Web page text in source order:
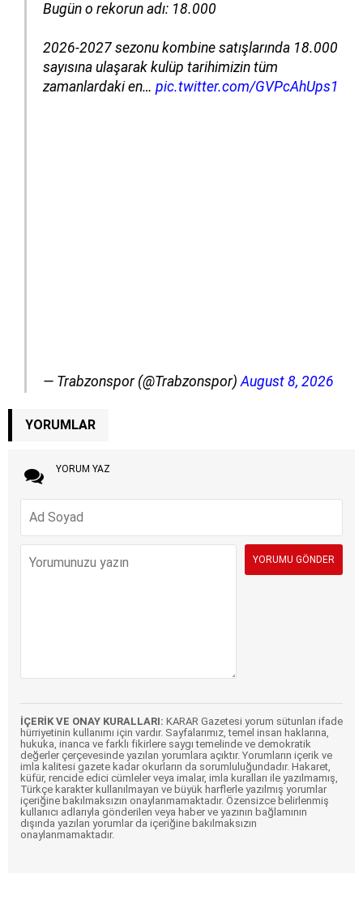
Bugün o rekorun adı: 18.000
2026-2027 sezonu kombine satışlarında 18.000
sayısına ulaşarak kulüp tarihimizin tüm
zamanlardaki en… pic.twitter.com/GVPcAhUps1
— Trabzonspor (@Trabzonspor) August 8, 2026
YORUMLAR
YORUM YAZ
İÇERİK VE ONAY KURALLARI: KARAR Gazetesi yorum sütunları ifade
hürriyetinin kullanımı için vardır. Sayfalarımız, temel insan haklarına,
hukuka, inanca ve farklı fikirlere saygı temelinde ve demokratik
değerler çerçevesinde yazılan yorumlara açıktır. Yorumların içerik ve
imla kalitesi gazete kadar okurların da sorumluluğundadır. Hakaret,
küfür, rencide edici cümleler veya imalar, imla kuralları ile yazılmamış,
Türkçe karakter kullanılmayan ve büyük harflerle yazılmış yorumlar
içeriğine bakılmaksızın onaylanmamaktadır. Özensizce belirlenmiş
kullanıcı adlarıyla gönderilen veya haber ve yazının bağlamının
dışında yazılan yorumlar da içeriğine bakılmaksızın
onaylanmamaktadır.